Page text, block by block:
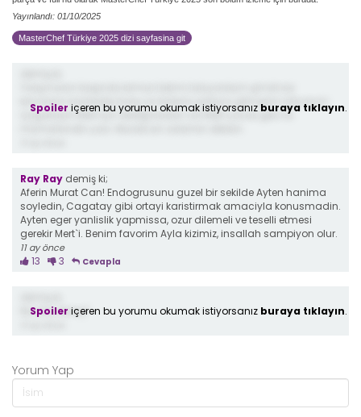
Yayınlandı: 01/10/2025
MasterChef Türkiye 2025 dizi sayfasina git
kırmızının kaybedip barış ve Aytenin potaya gitmesini istiyorum.
Çagatayin Mert için dediği kadar var Mert çocuk gibi ne
Spoiler içeren bu yorumu okumak istiyorsanız buraya tıklayın.
Ray Ray demiş ki;
Aferin Murat Can! Endogrusunu guzel bir sekilde Ayten hanima
soyledin, Cagatay gibi ortayi karistirmak amaciyla konusmadin.
Ayten eger yanlislik yapmissa, ozur dilemeli ve teselli etmesi
gerekir Mert`i. Benim favorim Ayla kizimiz, insallah sampiyon olur.
11 ay önce
13 3 Cevapla
‎‏Ne oldu Barış?
Spoiler içeren bu yorumu okumak istiyorsanız buraya tıklayın.
Yorum Yap